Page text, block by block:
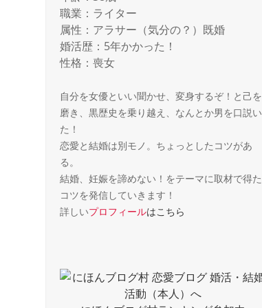
職業：ライター
属性：アラサー（気分の？）既婚
婚活歴：5年かかった！
性格：喪女
自分を女優といい聞かせ、変身するぞ！と己を
磨き、黒歴史を乗り越え、なんとか男を口説い
た！
恋愛と結婚は別モノ。ちょっとしたコツがあ
る。
結婚、妊娠を諦めない！をテーマに取材で得た
コツを発信していきます！
詳しいプロフィールはこちら